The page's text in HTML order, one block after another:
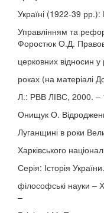
Україні (1922-39
Управлінням та
Форостюк О.Д.
церковних відносин у
роках (на матеріалі
Л.: РВВ ЛІВС, 2000. –
Онищук О.
Луганщині в роки
Харківського
Серія: Історія
філософські науки
–